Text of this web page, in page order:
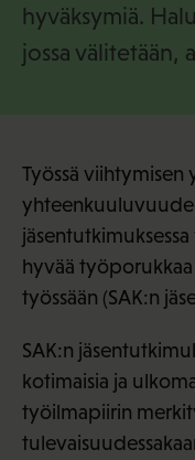
hyväksymiä.
jossa välitetään,
Työssä viihtymisen
hyvää työporukkaa
työssään (SAK:n
SAK:n
kotimaisia ja
työilmapiirin